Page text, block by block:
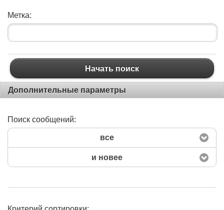
Метка:
Начать поиск
Дополнительные параметры
Поиск сообщений:
все
и новее